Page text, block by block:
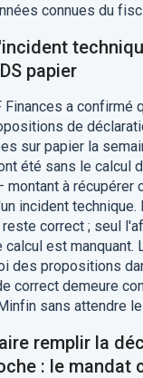
connues du
papier
Finances a confirmé
de
sur papier la
été sans le calcul
à récupérer
incident
correct ; seul
calcul est manquant.
des propositions
correct demeure
sans attendre
remplir la
: le mandat